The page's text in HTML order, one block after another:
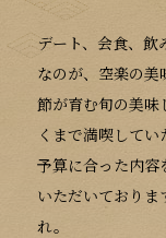
デート、会食、
なのが、空楽の美
節が育む旬の美味
くまで満喫して
予算に合った内
いただいておりま
れ。